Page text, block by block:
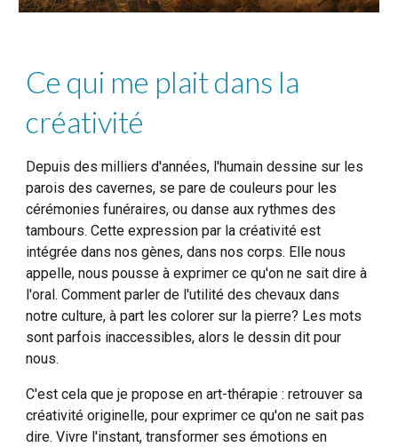
Ce qui me plait dans la
créativité
Depuis des milliers d'années, l'humain dessine sur les
parois des cavernes, se pare de couleurs pour les
cérémonies funéraires, ou danse aux rythmes des
tambours. Cette expression par la créativité est
intégrée dans nos gènes, dans nos corps. Elle nous
appelle, nous pousse à exprimer ce qu'on ne sait dire à
l'oral. Comment parler de l'utilité des chevaux dans
notre culture, à part les colorer sur la pierre? Les mots
sont parfois inaccessibles, alors le dessin dit pour
nous.
C'est cela que je propose en art-thérapie : retrouver sa
créativité originelle, pour exprimer ce qu'on ne sait pas
dire. Vivre l'instant, transformer ses émotions en